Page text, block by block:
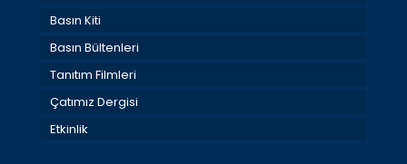
Basın Kiti
Basın Bültenleri
Tanıtım Filmleri
Çatımız Dergisi
Etkinlik